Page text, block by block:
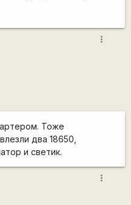
more_vert
Тоже
два 18650,
и светик.
more_vert